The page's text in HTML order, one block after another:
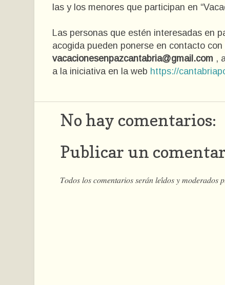
las y los menores que participan en
Las personas que estén interesadas en
acogida pueden ponerse en contacto
vacacionesenpazcantabria@gmail.com ,
a la iniciativa en la web https://
No hay comentarios:
Publicar un
𝑇𝑜𝑑𝑜𝑠 𝑙𝑜𝑠 𝑐𝑜𝑚𝑒𝑛𝑡𝑎𝑟𝑖𝑜𝑠 𝑠𝑒𝑟𝑎́𝑛 𝑙𝑒𝑖́𝑑𝑜𝑠 𝑦 𝑚𝑜𝑑𝑒𝑟𝑎𝑑𝑜𝑠